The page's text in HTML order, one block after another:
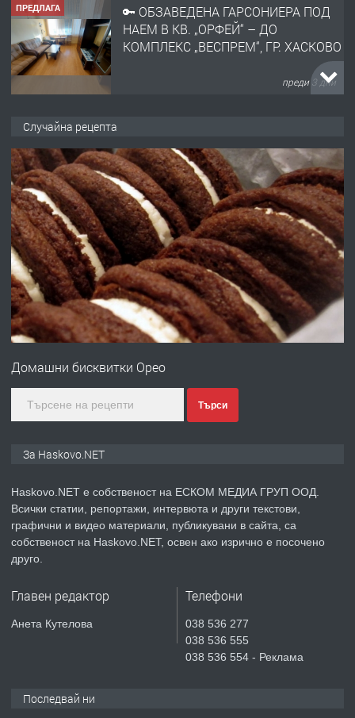
ПРЕДЛАГА
🔑 ОБЗАВЕДЕНА ГАРСОНИЕРА ПОД
НАЕМ В КВ. „ОРФЕЙ“ – ДО
КОМПЛЕКС „ВЕСПРЕМ“, ГР. ХАСКОВО
преди 3 дни
АПАРТАМЕНТ В ЦЕНТЪРА НА ГР.
ХАСКОВО
преди 4 дни
ПРЕДЛАГА Давам гараж под наем
преди 4 дни
ПРЕДЛАГА
№4120 Магазин/Офис под наем в кв.
градската градина!
преди 5 дни
ПРЕДЛАГА
Продавам парцел в гр. Хасково кв.
СГЛОБЯВАНЕ НА МЕБЕЛИ.
Случайна рецепта
Домашни бисквитки Орео
Търси
За Haskovo.NET
Haskovo.NET е собственост на ЕСКОМ МЕДИА ГРУП ООД.
Всички статии, репортажи, интервюта и други текстови,
графични и видео материали, публикувани в сайта, са
собственост на Haskovo.NET, освен ако изрично е посочено
друго.
Главен редактор
Анета Кутелова
Телефони
038 536 277
038 536 555
038 536 554 - Реклама
Последвай ни